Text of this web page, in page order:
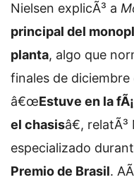
Nielsen explicÃ³ a
principal del
planta, algo que
finales de
â€œEstuve en la
el chasisâ€,
especializado
Premio de Brasil.